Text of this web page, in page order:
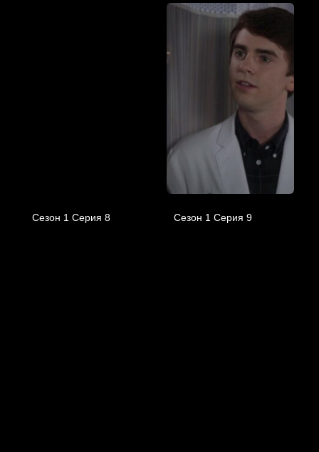
Сезон 1 Серия 8 Сезон 1 Серия 9